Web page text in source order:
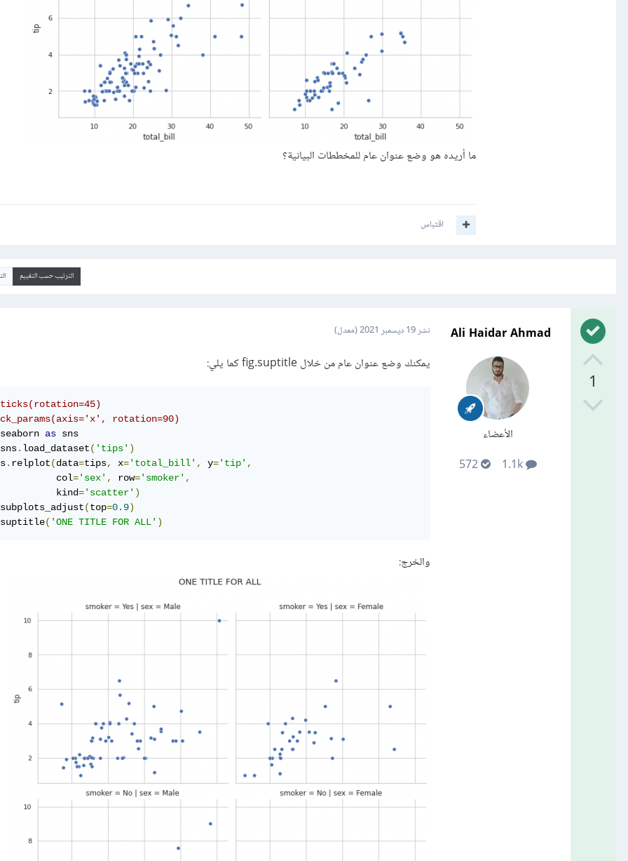
ما أريده هو وضع عنوان عام للمخططات البيانية؟
اقتباس
الترتيب حسب التقييم
1
Ali Haidar Ahmad
الأعضاء
1.1k
572
نشر19 ديسمبر 2021 (معدل)
يمكنك وضع عنوان عام من خلال fig.suptitle كما يلي:
rotation=90)
seaborn as sns
sns. load_dataset( 'tips' )
. relplot(data=tips, x='total_bill' , y='tip' ,
col
='sex' , row='smoker' ,
kind
='scatter' )
subplots_adjust(top=0.9)
suptitle( 'ONE TITLE FOR ALL' )
والخرج: